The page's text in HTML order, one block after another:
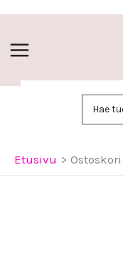
Etusivu Ostoskori